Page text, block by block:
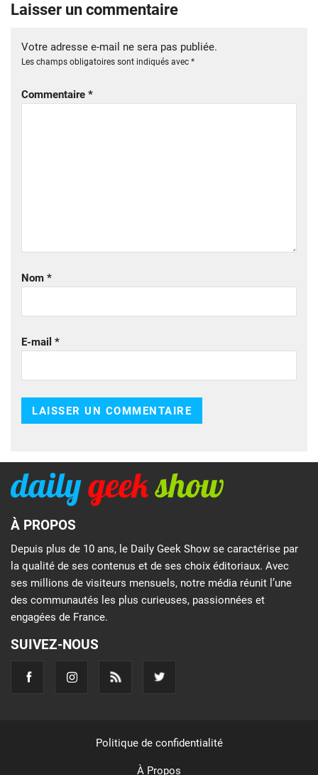
Laisser un commentaire
Votre adresse e-mail ne sera pas publiée.
Les champs obligatoires sont indiqués avec *
Commentaire *
Nom *
E-mail *
À PROPOS
Depuis plus de 10 ans, le Daily Geek Show se caractérise par
la qualité de ses contenus et de ses choix éditoriaux. Avec
ses millions de visiteurs mensuels, notre média réunit l’une
des communautés les plus curieuses, passionnées et
engagées de France.
SUIVEZ-NOUS
Politique de confidentialité
À Propos